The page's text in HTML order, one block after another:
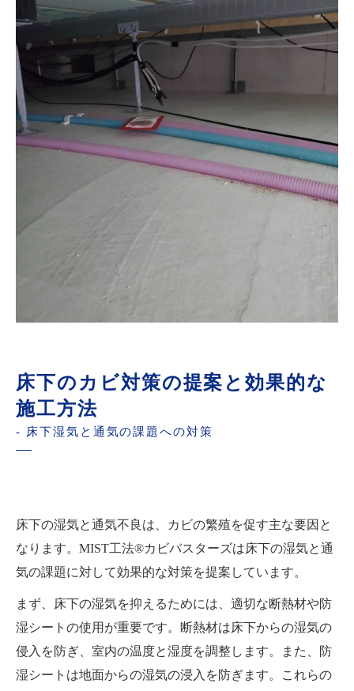
床下のカビ対策の提案と効果的な
施工方法
- 床下湿気と通気の課題への対策
床下の湿気と通気不良は、カビの繁殖を促す主な要因と
なります。MIST工法®カビバスターズは床下の湿気と通
気の課題に対して効果的な対策を提案しています。
まず、床下の湿気を抑えるためには、適切な断熱材や防
湿シートの使用が重要です。断熱材は床下からの湿気の
侵入を防ぎ、室内の温度と湿度を調整します。また、防
湿シートは地面からの湿気の浸入を防ぎます。これらの